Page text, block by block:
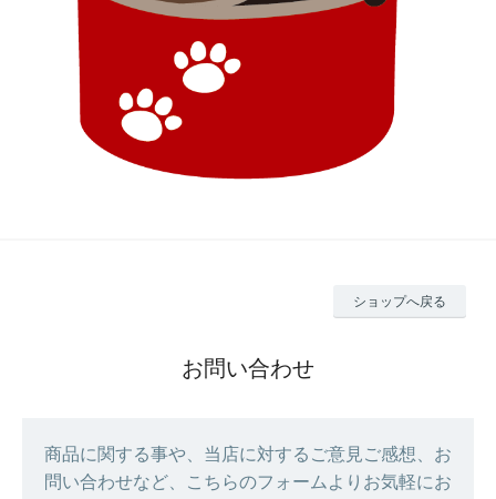
ショップへ戻る
お問い合わせ
商品に関する事や、当店に対するご意見ご感想、お
問い合わせなど、こちらのフォームよりお気軽にお